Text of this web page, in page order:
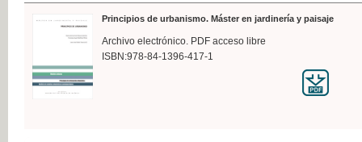
Principios de urbanismo. Máster en jardinería y paisaje
Archivo electrónico. PDF acceso libre
ISBN:978-84-1396-417-1